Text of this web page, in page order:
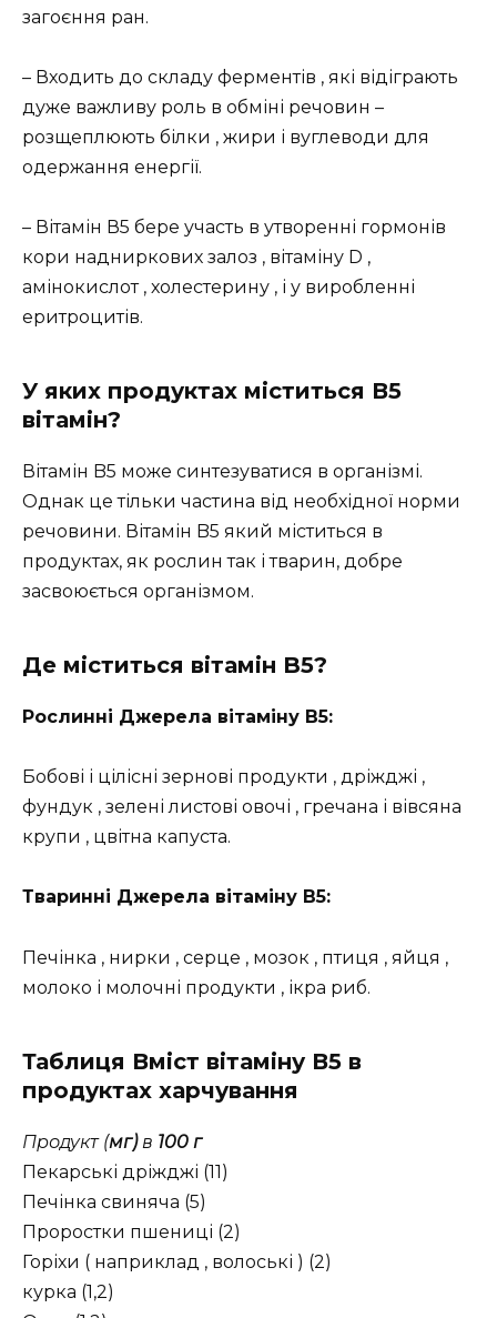
загоєння ран.
– Входить до складу ферментів , які відіграють
дуже важливу роль в обміні речовин –
розщеплюють білки , жири і вуглеводи для
одержання енергії.
– Вітамін В5 бере участь в утворенні гормонів
кори надниркових залоз , вітаміну D ,
амінокислот , холестерину , і у виробленні
еритроцитів.
У яких продуктах міститься В5
вітамін?
Вітамін B5 може синтезуватися в організмі.
Однак це тільки частина від необхідної норми
речовини. Вітамін B5 який міститься в
продуктах, як рослин так і тварин, добре
засвоюється організмом.
Де міститься вітамін B5?
Рослинні Джерела вітаміну В5:
Бобові і цілісні зернові продукти , дріжджі ,
фундук , зелені листові овочі , гречана і вівсяна
крупи , цвітна капуста.
Тваринні Джерела вітаміну В5:
Печінка , нирки , серце , мозок , птиця , яйця ,
молоко і молочні продукти , ікра риб.
Таблиця Вміст вітаміну В5 в
продуктах харчування
Продукт (мг)в 100 г
Пекарські дріжджі (11)
Печінка свиняча (5)
Проростки пшениці (2)
Горіхи ( наприклад , волоські ) (2)
курка (1,2)